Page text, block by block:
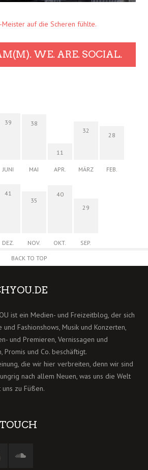
auf die Scheren fühlte.
WE. ARE. SOCIAL.
39
JUNI
38
MAI
11
APR.
32
MÄRZ
28
FEB.
41
DEZ.
35
NOV.
40
OKT.
29
SEP.
BACK TO TOP
ist ein Medien- und Freizeitblog, der sich
und Fashionshows, Musik und Konzerten,
und Premieren, Vernissagen und
Promis und Co. beschäftigt.
die wir hier verbreiten, denn wir sind
nach allem Neuen, was uns die Welt
zu Füßen.